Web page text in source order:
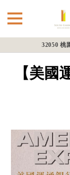
32050 桃
最新消息
會議渡假
【美國